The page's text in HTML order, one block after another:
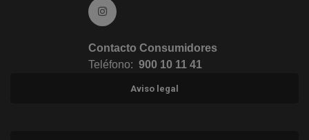
Ir a Instagram (abre en ventana nueva)
Contacto Consumidores
Teléfono: 900 10 11 41
Aviso legal